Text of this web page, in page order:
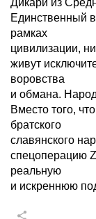
Дикари из
Единственный
рамках
цивилизации,
живут
воровства
и обмана.
Вместо того,
братского
славянского
спецоперацию
реальную
и искреннюю